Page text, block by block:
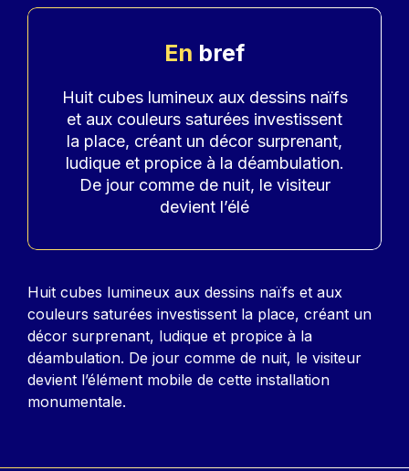
En bref
Accroche
Huit cubes lumineux aux dessins naïfs
et aux couleurs saturées investissent
la place, créant un décor surprenant,
ludique et propice à la déambulation.
De jour comme de nuit, le visiteur
devient l’élé
Contenu
Huit cubes lumineux aux dessins naïfs et aux
couleurs saturées investissent la place, créant un
décor surprenant, ludique et propice à la
déambulation. De jour comme de nuit, le visiteur
devient l’élément mobile de cette installation
monumentale.